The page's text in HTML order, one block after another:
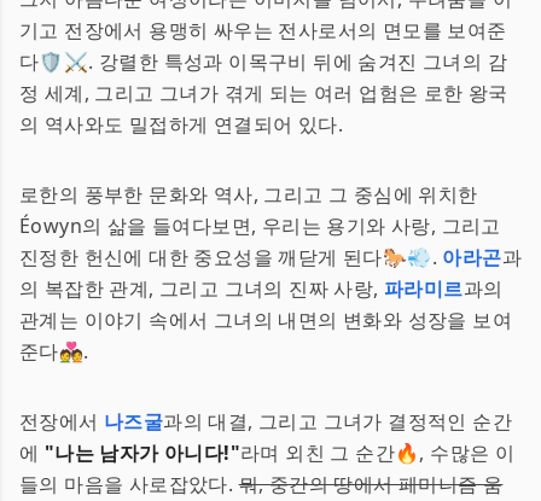
기고 전장에서 용맹히 싸우는 전사로서의 면모를 보여준
다🛡️⚔️. 강렬한 특성과 이목구비 뒤에 숨겨진 그녀의 감
정 세계, 그리고 그녀가 겪게 되는 여러 업험은 로한 왕국
의 역사와도 밀접하게 연결되어 있다.
로한의 풍부한 문화와 역사, 그리고 그 중심에 위치한
Éowyn의 삶을 들여다보면, 우리는 용기와 사랑, 그리고
진정한 헌신에 대한 중요성을 깨닫게 된다🐎💨. 아라곤과
의 복잡한 관계, 그리고 그녀의 진짜 사랑, 파라미르과의
관계는 이야기 속에서 그녀의 내면의 변화와 성장을 보여
준다💑.
전장에서 나즈굴과의 대결, 그리고 그녀가 결정적인 순간
에 "나는 남자가 아니다!"라며 외친 그 순간🔥, 수많은 이
들의 마음을 사로잡았다.뭐, 중간의 땅에서 페미니즘 움